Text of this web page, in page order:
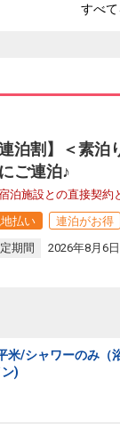
すべ
連泊割】＜素
ご連泊♪
泊施設との直接契約
払い
連泊がお得
期間
2026年8月6
米/シャワーのみ（
)